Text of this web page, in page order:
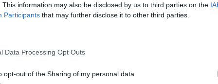
This information may also be disclosed by us to third parties on the
Participants that may further disclose it to other third parties.
Data Processing Opt Outs
opt-out of the Sharing of my personal data.
commission d’intervention, rejet de
de savoir où vous en êtes et d’éviter les
t-il ?